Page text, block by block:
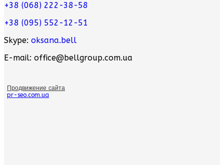
+38 (068) 222-38-58
+38 (095) 552-12-51
Skype: oksana.bell
E-mail: office@bellgroup.com.ua
Продвижение сайта
pr-seo.com.ua